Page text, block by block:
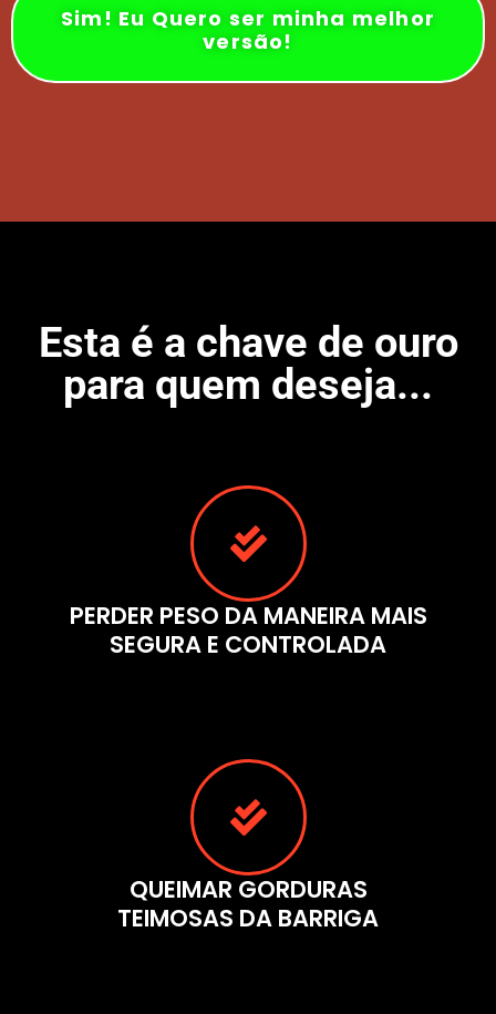
Sim! Eu Quero ser minha melhor
versão!
Esta é a chave de ouro
para quem deseja...
PERDER PESO DA MANEIRA MAIS
SEGURA E CONTROLADA
QUEIMAR GORDURAS
TEIMOSAS DA BARRIGA